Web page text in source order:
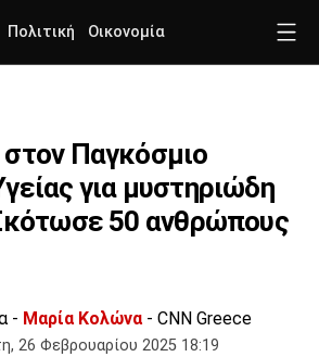
Πολιτική Οικονομία
Παγκόσμιο
για μυστηριώδη
50 ανθρώπους
- Μαρία Κολώνα- CNN Greece
26 Φεβρουαρίου 2025 18:19